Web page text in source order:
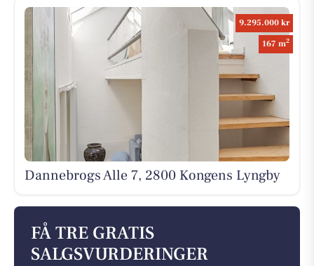
9.295.000 kr
167 m2
Dannebrogs Alle 7, 2800 Kongens Lyngby
FÅ TRE GRATIS
SALGSVURDERINGER